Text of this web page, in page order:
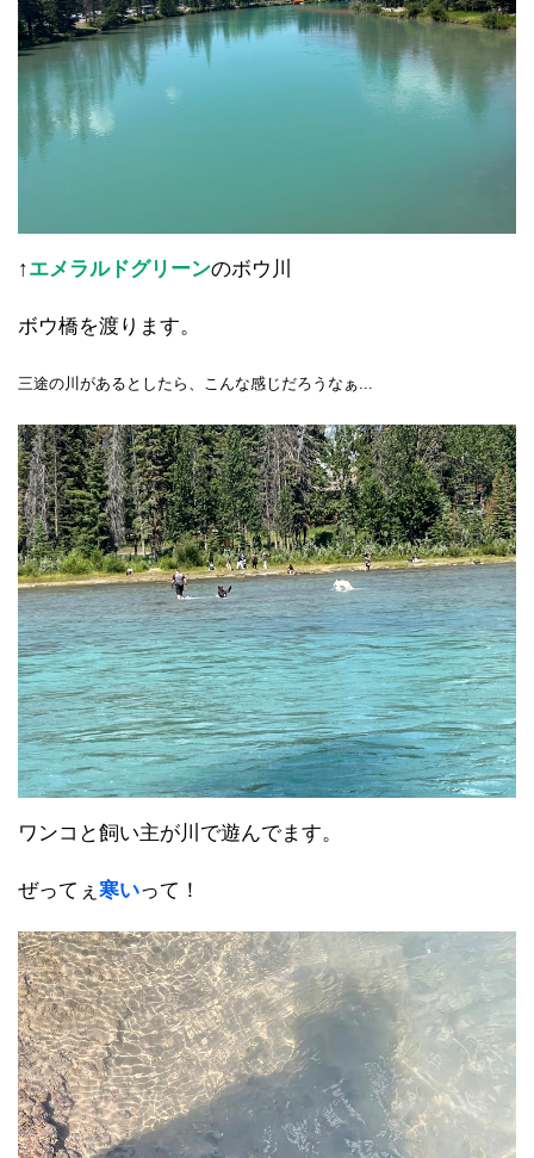
↑エメラルドグリーンのボウ川
ボウ橋を渡ります。
三途の川があるとしたら、こんな感じだろうなぁ...
ワンコと飼い主が川で遊んでます。
ぜってぇ 寒いって！